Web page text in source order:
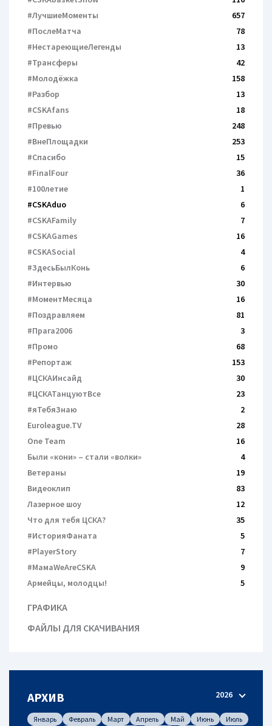
#ЛучшиеМоменты
657
#ПослеМатча
78
#НестареющиеЛегенды
13
#Трансферы
42
#Молодёжка
158
#Разбор
13
#CSKAfans
18
#Превью
248
#ВнеПлощадки
253
#Спасибо
15
#FinalFour
36
#100летие
1
#CSKAduo
6
#CSKAFamily
7
#CSKAGames
16
#CSKASocial
4
#ЗдесьБылКонь
6
#Интервью
30
#МоментМесяца
16
#Поздравляем
81
#Прага2006
3
#Промо
68
#Репортаж
153
#ЦСКАИнсайд
30
#ЦСКАТанцуютВсе
23
#яТебяЗнаю
2
Euroleague.TV
28
One Team
16
Были «кони» – cтали «волки»
4
Ветераны
19
Видеоклип
83
Лазерное шоу
12
Что для тебя ЦСКА?
35
#ИсторияФаната
5
#PlayerStory
7
#МамаWeAreCSKA
9
Армейцы, молодцы!
5
ГРАФИКА
ФАЙЛЫ ДЛЯ СКАЧИВАНИЯ
АРХИВ 2026
Январь Февраль Март Апрель Май Июнь
Июль